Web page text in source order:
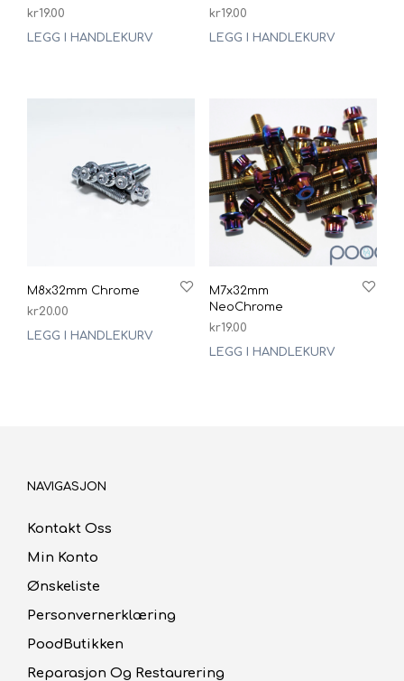
kr19.00
LEGG I HANDLEKURV
kr19.00
LEGG I HANDLEKURV
M8x32mm Chrome
kr20.00
LEGG I HANDLEKURV
M7x32mm
NeoChrome
kr19.00
LEGG I HANDLEKURV
NAVIGASJON
Kontakt Oss
Min Konto
Ønskeliste
Personvernerklæring
PoodButikken
Reparasjon Og Restaurering